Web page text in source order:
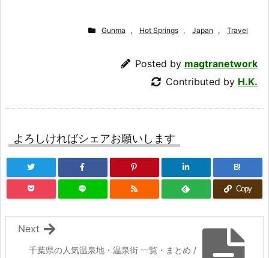
Gunma , Hot Springs , Japan , Travel
Posted by magtranetwork
Contributed by H.K.
よろしければシェアお願いします
B!
Copy
千葉県の人気温泉地・温泉街 一覧・まとめ /
Next